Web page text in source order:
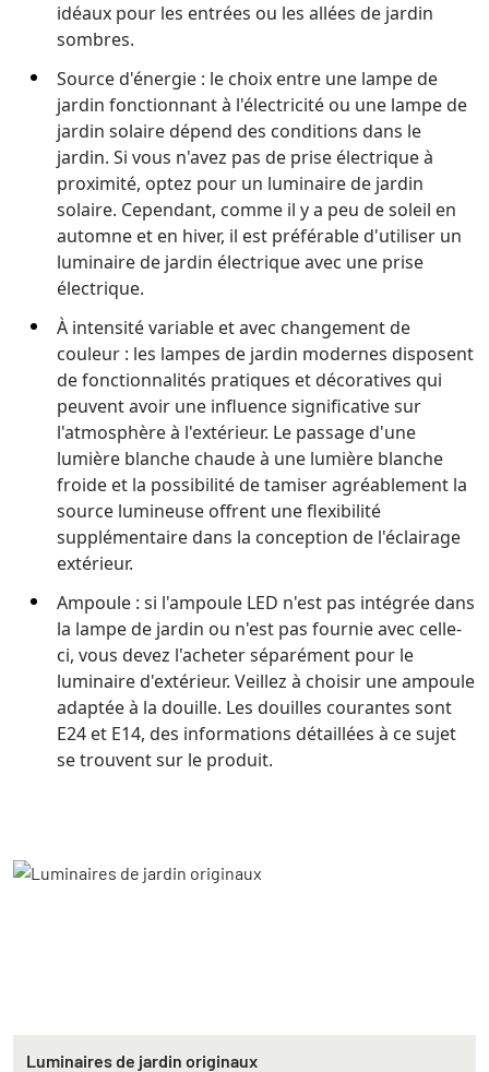
idéaux pour les entrées ou les allées de jardin
sombres.
Source d'énergie : le choix entre une lampe de
jardin fonctionnant à l'électricité ou une lampe de
jardin solaire dépend des conditions dans le
jardin. Si vous n'avez pas de prise électrique à
proximité, optez pour un luminaire de jardin
solaire. Cependant, comme il y a peu de soleil en
automne et en hiver, il est préférable d'utiliser un
luminaire de jardin électrique avec une prise
électrique.
À intensité variable et avec changement de
couleur : les lampes de jardin modernes disposent
de fonctionnalités pratiques et décoratives qui
peuvent avoir une influence significative sur
l'atmosphère à l'extérieur. Le passage d'une
lumière blanche chaude à une lumière blanche
froide et la possibilité de tamiser agréablement la
source lumineuse offrent une flexibilité
supplémentaire dans la conception de l'éclairage
extérieur.
Ampoule : si l'ampoule LED n'est pas intégrée dans
la lampe de jardin ou n'est pas fournie avec celle-
ci, vous devez l'acheter séparément pour le
luminaire d'extérieur. Veillez à choisir une ampoule
adaptée à la douille. Les douilles courantes sont
E24 et E14, des informations détaillées à ce sujet
se trouvent sur le produit.
Luminaires de jardin originaux